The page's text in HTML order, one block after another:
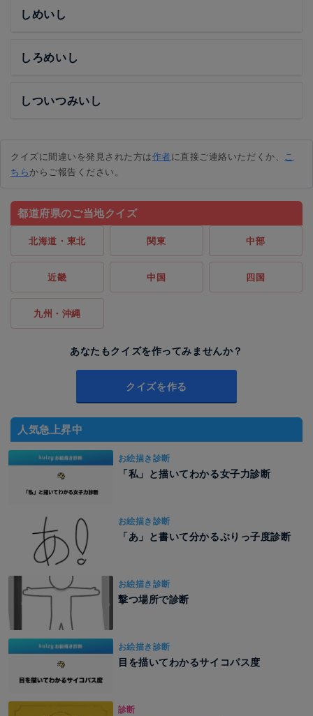
しめいし
しろめいし
しついつみいし
クイズに間違いを発見された方は作者に直接ご連絡いただくか、 こ
ちらからご報告ください。
都道府県のご当地クイズ
北海道・東北 関東 中部
近畿 中国 四国
九州・沖縄
あなたもクイズを作ってみませんか？
クイズを作る
人気急上昇中
お絵描き診断
「私」と描いてわかる女子力診断
お絵描き診断
「あ」と書いて分かるぶりっ子度診断
お絵描き診断
撃つ場所で診断
お絵描き診断
目を描いてわかるサイコパス度
診断